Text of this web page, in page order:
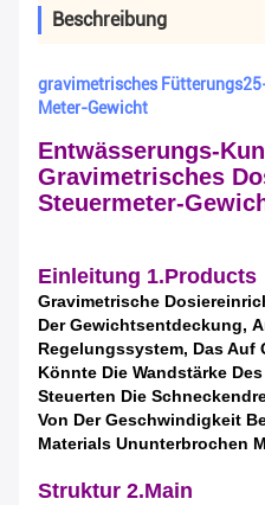
Beschreibung
gravimetrisches
Meter-Gewicht
Entwässerungs-
Gravimetrisches
Steuermeter-
Einleitung 1.Products
Gravimetrische
Der Gewichtsentdeckung,
Regelungssystem, Das Auf
Könnte Die Wandstärke
Steuerten Die
Von Der Geschwindigkeit
Materials Ununterbrochen
Struktur 2.Main